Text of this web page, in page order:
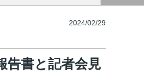
2024/02/29
告書と記者会見